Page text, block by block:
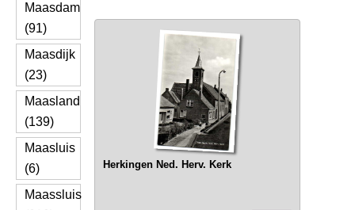
Maasdam
(91)
Maasdijk
(23)
Maasland
(139)
Maasluis
(6)
Maassluis
Herkingen Ned. Herv. Kerk